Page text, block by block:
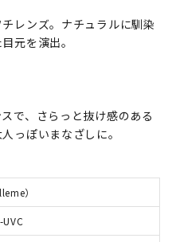
レンズ。ナチュラルに馴染
元を演出。
で、さらっと抜け感のある
っぽいまなざしに。
）